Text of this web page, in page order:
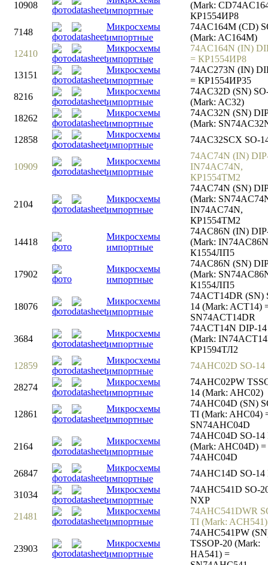
10908
импортные
(Mark:
КР1554ИР8
7148
Микросхемы
импортные
74AC164M (CD)
(Mark: AC164M)
12410
Микросхемы
импортные
74AC164N (IN)
= КР1554ИР8
13151
Микросхемы
импортные
74AC273N (IN)
= КР1554ИР35
8216
Микросхемы
импортные
74AC32D (SN)
(Mark: AC32)
18262
Микросхемы
импортные
74AC32N (SN)
(Mark:
12858
Микросхемы
импортные
74AC32SCX SO-
10909
Микросхемы
импортные
74AC74N (IN)
IN74AC74N,
КР1554ТМ2
2104
Микросхемы
импортные
74AC74N (SN)
(Mark:
IN74AC74N,
КР1554ТМ2
14418
Микросхемы
импортные
74AC86N (IN)
(Mark:
К1554ЛП5
17902
Микросхемы
импортные
74AC86N (SN)
(Mark:
К1554ЛП5
18076
Микросхемы
импортные
74ACT14DR (SN)
14 (Mark: ACT14)
SN74ACT14DR
3684
Микросхемы
импортные
74ACT14N DIP-14
(Mark:
КР1594ТЛ2
12859
Микросхемы
импортные
74AHC02D SO-14
28274
Микросхемы
импортные
74AHC02PW
14 (Mark: AHC02)
12861
Микросхемы
импортные
74AHC04D (SN)
TI (Mark: AHC04)
SN74AHC04D
2164
Микросхемы
импортные
74AHC04D SO-14
(Mark: AHC04D) =
74AHC04D
26847
Микросхемы
импортные
74AHC14D SO-14
31034
Микросхемы
импортные
74AHC541D SO-
NXP
21481
Микросхемы
импортные
74AHC541DWR
TI (Mark: ACH541)
23903
Микросхемы
импортные
74AHC541PW
TSSOP-20 (Mark:
HA541) =